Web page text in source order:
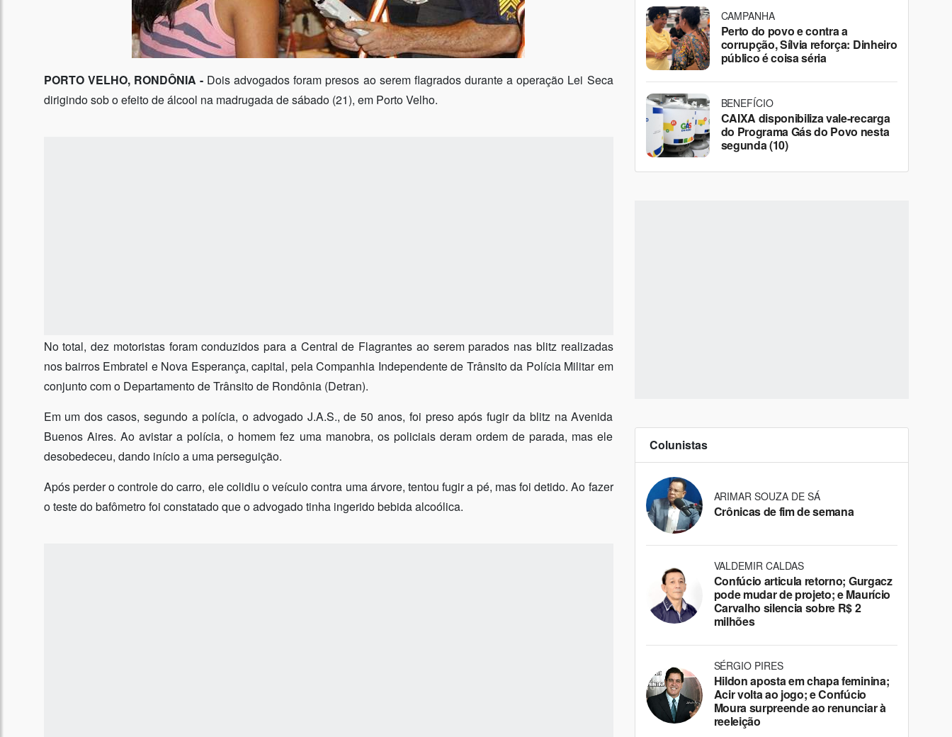
PORTO VELHO, RONDÔNIA - Dois advogados foram presos ao serem flagrados durante a operação Lei Seca
dirigindo sob o efeito de álcool na madrugada de sábado (21), em Porto Velho.
No total, dez motoristas foram conduzidos para a Central de Flagrantes ao serem parados nas blitz realizadas
nos bairros Embratel e Nova Esperança, capital, pela Companhia Independente de Trânsito da Polícia Militar em
conjunto com o Departamento de Trânsito de Rondônia (Detran).
Em um dos casos, segundo a polícia, o advogado J.A.S., de 50 anos, foi preso após fugir da blitz na Avenida
Buenos Aires. Ao avistar a polícia, o homem fez uma manobra, os policiais deram ordem de parada, mas ele
desobedeceu, dando início a uma perseguição.
Após perder o controle do carro, ele colidiu o veículo contra uma árvore, tentou fugir a pé, mas foi detido. Ao fazer
o teste do bafômetro foi constatado que o advogado tinha ingerido bebida alcoólica.
CAMPANHA
Perto do povo e contra a
corrupção, Sílvia reforça: Dinheiro
público é coisa séria
BENEFÍCIO
CAIXA disponibiliza vale-recarga
do Programa Gás do Povo nesta
segunda (10)
Colunistas
ARIMAR SOUZA DE SÁ
Crônicas de fim de semana
VALDEMIR CALDAS
Confúcio articula retorno; Gurgacz
pode mudar de projeto; e Maurício
Carvalho silencia sobre R$ 2
milhões
SÉRGIO PIRES
Hildon aposta em chapa feminina;
Acir volta ao jogo; e Confúcio
Moura surpreende ao renunciar à
reeleição